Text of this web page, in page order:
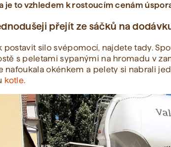
je to vzhledem k rostoucím cenám
přejít ze sáčků na
postavit silo svépomocí, najdete tady.
s peletami sypanými na hromadu v
nafoukala okénkem a pelety si nabrali
kotle.